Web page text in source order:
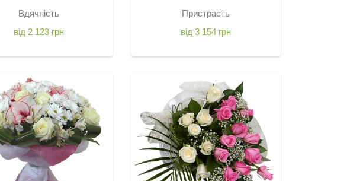
Вдячність
від 2 123 грн
Пристрасть
від 3 154 грн